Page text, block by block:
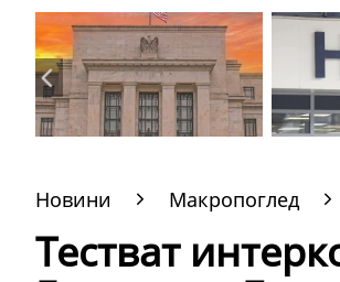
Новини Макропоглед
Тестват